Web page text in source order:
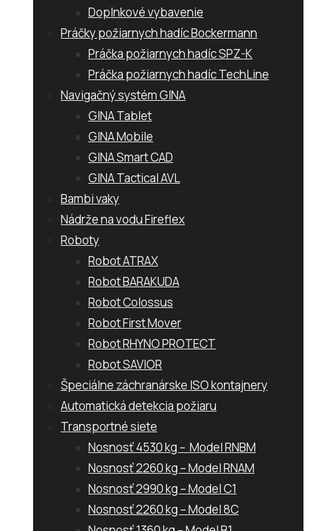
Doplnkové vybavenie
Práčky požiarnych hadíc Bockermann
Práčka požiarnych hadíc SPZ-K
Práčka požiarnych hadíc TechLine
Navigačný systém GINA
GINA Tablet
GINA Mobile
GINA Smart CAD
GINA Tactical AVL
Bambi vaky
Nádrže na vodu Fireflex
Roboty
Robot ATRAX
Robot BARAKUDA
Robot Colossus
Robot First Mover
Robot RHYNO PROTECT
Robot SAVIOR
Špeciálne záchranárske ISO kontajnery
Automatická detekcia požiaru
Transportné siete
Nosnosť 4530 kg – Model RNBM
Nosnosť 2260 kg – Model RNAM
Nosnosť 2990 kg – Model C1
Nosnosť 2260 kg – Model 8C